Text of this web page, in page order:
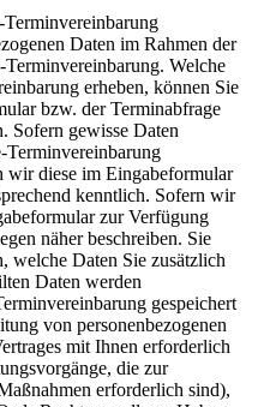
Daten im Rahmen der
Welche
erheben, können Sie
bzw. der Terminabfrage
Sofern gewisse Daten
wir diese im Eingabeformular
kenntlich. Sofern wir
zur Verfügung
näher beschreiben. Sie
welche Daten Sie zusätzlich
Daten werden
gespeichert
von personenbezogenen
mit Ihnen erforderlich
die zur
erforderlich sind),